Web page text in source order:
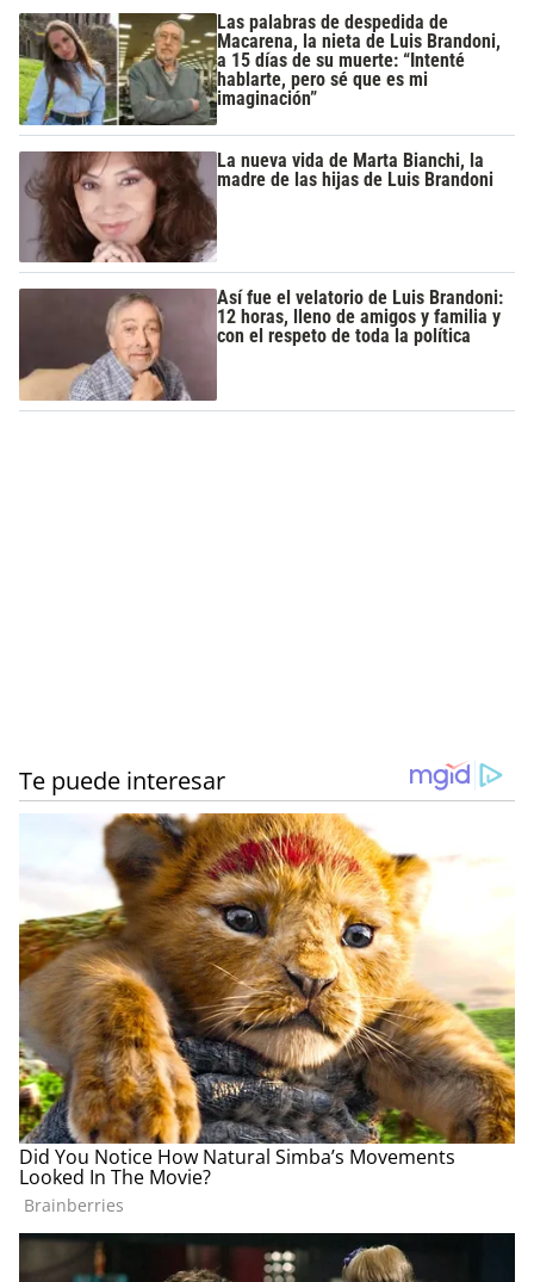
Las palabras de despedida de
Macarena, la nieta de Luis Brandoni,
a 15 días de su muerte: “Intenté
hablarte, pero sé que es mi
imaginación”
La nueva vida de Marta Bianchi, la
madre de las hijas de Luis Brandoni
Así fue el velatorio de Luis Brandoni:
12 horas, lleno de amigos y familia y
con el respeto de toda la política